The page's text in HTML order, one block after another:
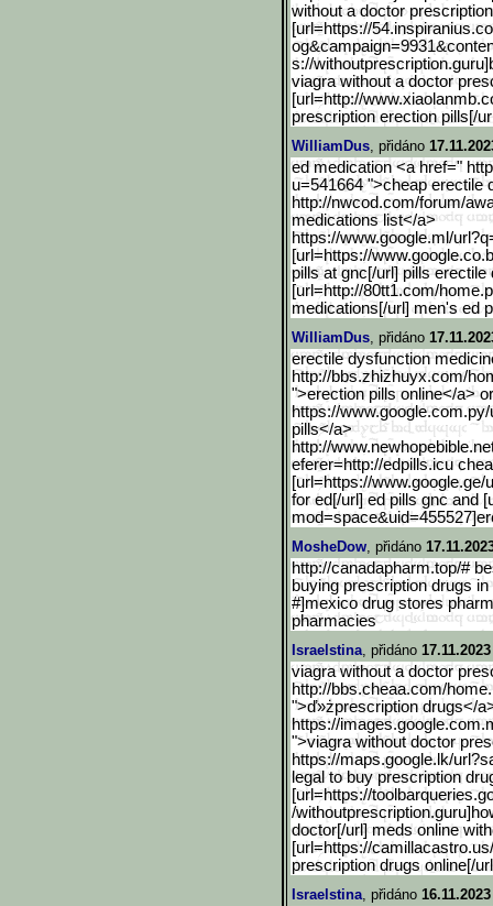
without a doctor prescription
[url=https://54.inspirani
s://
viagra without a doctor
[url=http://
prescription erection pills[/
WilliamDus, přidáno
ed medication <a href="
u=541664 ">cheap erectile
http://nwcod.com/forum/
medications list</a>
https://www.google.ml/url
[url=https://www.google.c
pills at gnc[/url] pills erectile
[url=http://80tt1.com/
medications[/url] men's ed
WilliamDus, přidáno
erectile dysfunction
http://bbs.zhizhuyx.com/
">erection pills online</a>
https://www.google.com.py/
pills</a>
http://www.newhopebible.n
eferer=http://edpills.icu
[url=https://www.google.ge/
for ed[/url] ed pills gnc and
MosheDow, přidáno
http://canadapharm.top/#
buying prescription drugs
#]mexico drug stores
pharmacies
Israelstina, přidáno
viagra without a doctor
http://bbs.cheaa.com/
">ď»żprescription drugs</
https://
">viagra without doctor
https://maps.google.lk/ur
legal to buy prescription
[url=https://toolbarqueri
/
doctor[/url] meds online
[url=https://camillacastro.us/
prescription drugs online[/
Israelstina, přidáno